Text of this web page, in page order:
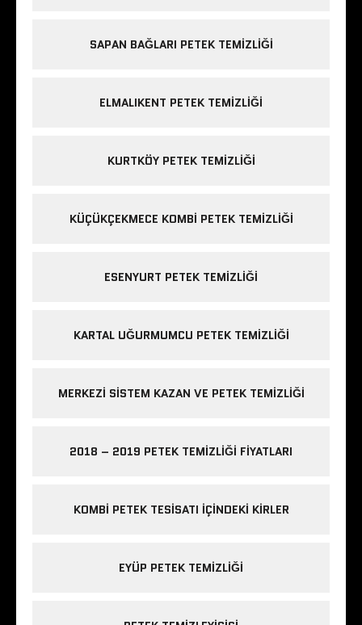
SAPAN BAĞLARI PETEK TEMIZLIĞI
ELMALIKENT PETEK TEMIZLIĞI
KURTKÖY PETEK TEMIZLIĞI
KÜÇÜKÇEKMECE KOMBI PETEK TEMIZLIĞI
ESENYURT PETEK TEMIZLIĞI
KARTAL UĞURMUMCU PETEK TEMIZLIĞI
MERKEZI SISTEM KAZAN VE PETEK TEMIZLIĞI
2018 – 2019 PETEK TEMIZLIĞI FIYATLARI
KOMBI PETEK TESISATI IÇINDEKI KIRLER
EYÜP PETEK TEMIZLIĞI